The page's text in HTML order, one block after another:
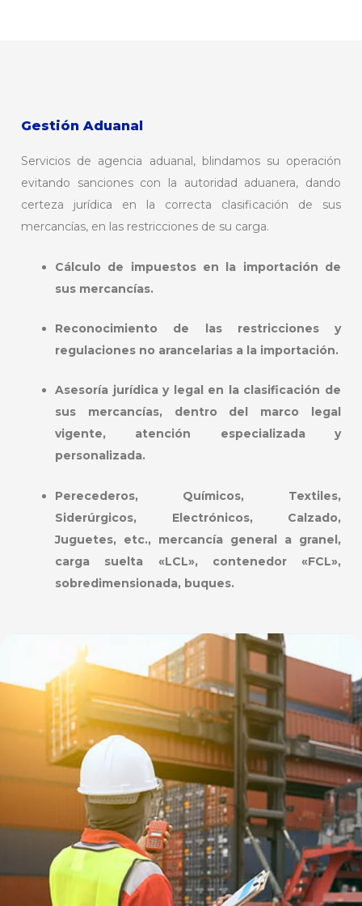
Gestión Aduanal
Servicios de agencia aduanal, blindamos su operación
evitando sanciones con la autoridad aduanera, dando
certeza jurídica en la correcta clasificación de sus
mercancías, en las restricciones de su carga.
Cálculo de impuestos en la importación de
sus mercancías.
Reconocimiento de las restricciones y
regulaciones no arancelarias a la importación.
Asesoría jurídica y legal en la clasificación de
sus mercancías, dentro del marco legal
vigente, atención especializada y
personalizada.
Perecederos, Químicos, Textiles,
Siderúrgicos, Electrónicos, Calzado,
Juguetes, etc., mercancía general a granel,
carga suelta «LCL», contenedor «FCL»,
sobredimensionada, buques.